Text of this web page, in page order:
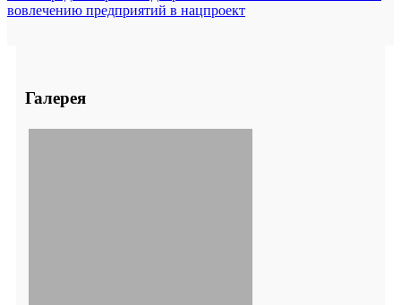
вовлечению предприятий в нацпроект
Галерея